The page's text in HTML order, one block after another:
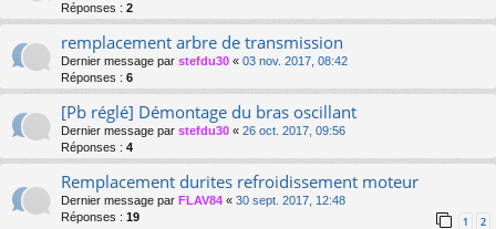
Réponses : 2
remplacement arbre de transmission
Dernier message par stefdu30 « 03 nov. 2017, 08:42
Réponses : 6
[Pb réglé] Démontage du bras oscillant
Dernier message par stefdu30 « 26 oct. 2017, 09:56
Réponses : 4
Remplacement durites refroidissement moteur
Dernier message par FLAV84 « 30 sept. 2017, 12:48
Réponses : 19 1 2